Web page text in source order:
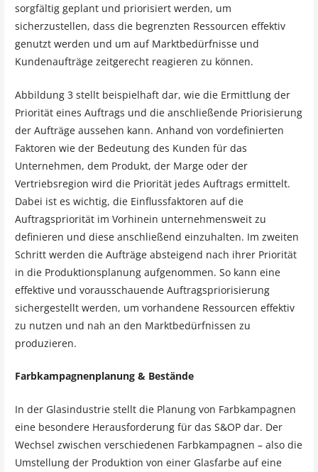
sorgfältig geplant und priorisiert werden, um
sicherzustellen, dass die begrenzten Ressourcen effektiv
genutzt werden und um auf Marktbedürfnisse und
Kundenaufträge zeitgerecht reagieren zu können.
Abbildung 3 stellt beispielhaft dar, wie die Ermittlung der
Priorität eines Auftrags und die anschließende Priorisierung
der Aufträge aussehen kann. Anhand von vordefinierten
Faktoren wie der Bedeutung des Kunden für das
Unternehmen, dem Produkt, der Marge oder der
Vertriebsregion wird die Priorität jedes Auftrags ermittelt.
Dabei ist es wichtig, die Einflussfaktoren auf die
Auftragspriorität im Vorhinein unternehmensweit zu
definieren und diese anschließend einzuhalten. Im zweiten
Schritt werden die Aufträge absteigend nach ihrer Priorität
in die Produktionsplanung aufgenommen. So kann eine
effektive und vorausschauende Auftragspriorisierung
sichergestellt werden, um vorhandene Ressourcen effektiv
zu nutzen und nah an den Marktbedürfnissen zu
produzieren.
Farbkampagnenplanung & Bestände
In der Glasindustrie stellt die Planung von Farbkampagnen
eine besondere Herausforderung für das S&OP dar. Der
Wechsel zwischen verschiedenen Farbkampagnen – also die
Umstellung der Produktion von einer Glasfarbe auf eine